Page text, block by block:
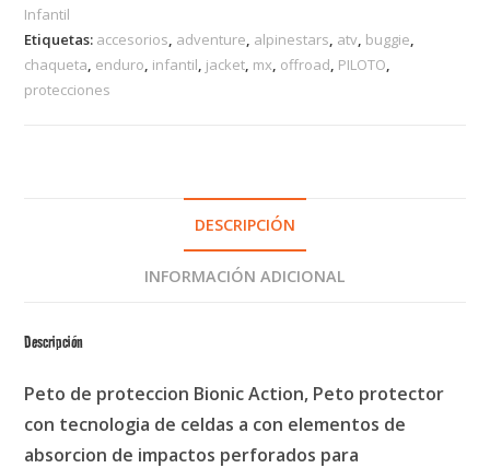
Infantil
Etiquetas: accesorios, adventure, alpinestars, atv, buggie,
chaqueta, enduro, infantil, jacket, mx, offroad, PILOTO,
protecciones
DESCRIPCIÓN
INFORMACIÓN ADICIONAL
Descripción
Peto de proteccion Bionic Action, Peto protector
con tecnologia de celdas a con elementos de
absorcion de impactos perforados para